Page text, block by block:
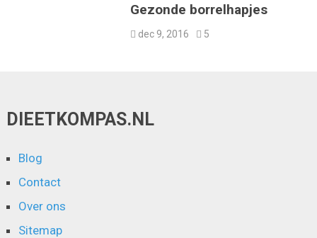
Gezonde borrelhapjes
dec 9, 2016 5
DIEETKOMPAS.NL
Blog
Contact
Over ons
Sitemap